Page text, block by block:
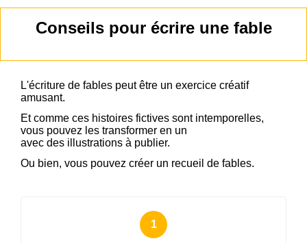
Conseils pour écrire une fable
L'écriture de fables peut être un exercice créatif
amusant.
Et comme ces histoires fictives sont intemporelles,
vous pouvez les transformer en un
avec des illustrations à publier.
Ou bien, vous pouvez créer un recueil de fables.